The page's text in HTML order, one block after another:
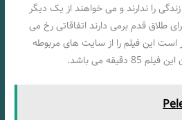
را ندارند و می خواهند از یک دیگر
طلاق قدم برمی دارند اتفاقاتی رخ می
این فیلم را از سایت های مربوطه
می باشد.